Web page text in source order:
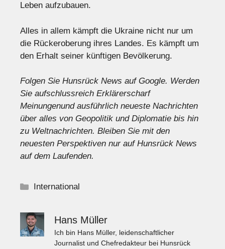
Leben aufzubauen.
Alles in allem kämpft die Ukraine nicht nur um
die Rückeroberung ihres Landes. Es kämpft um
den Erhalt seiner künftigen Bevölkerung.
Folgen Sie Hunsrück News auf Google. Werden
Sie aufschlussreich Erklärerscharf
Meinungenund ausführlich neueste Nachrichten
über alles von Geopolitik und Diplomatie bis hin
zu Weltnachrichten. Bleiben Sie mit den
neuesten Perspektiven nur auf Hunsrück News
auf dem Laufenden.
Kategorien
International
Hans Müller
Ich bin Hans Müller, leidenschaftlicher
Journalist und Chefredakteur bei Hunsrück